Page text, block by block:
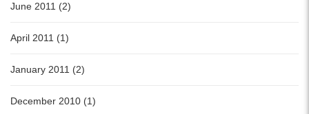
June 2011 (2)
April 2011 (1)
January 2011 (2)
December 2010 (1)